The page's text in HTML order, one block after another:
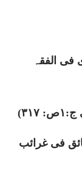
فی الفقہ
ج:۱ص: ۳۱۷)
فی غرائب